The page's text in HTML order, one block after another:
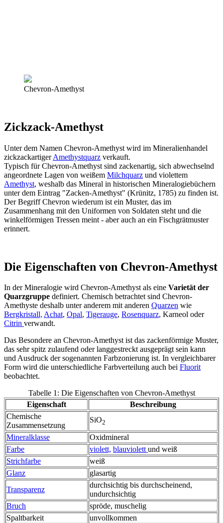
Chevron-Amethyst
Zickzack-Amethyst
Unter dem Namen Chevron-Amethyst wird im Mineralienhandel
zickzackartigerAmethystquarz verkauft.
Typisch für Chevron-Amethyst sind zackenartig, sich abwechselnd
angeordnete Lagen von weißem Milchquarz und violettem
Amethyst, weshalb das Mineral in historischen Mineralogiebüchern
unter dem Eintrag "Zacken-Amethyst" (Krünitz, 1785) zu finden ist.
Der Begriff Chevron wiederum ist ein Muster, das im
Zusammenhang mit den Uniformen von Soldaten steht und die
winkelförmigen Tressen meint - aber auch an ein Fischgrätmuster
erinnert.
Die Eigenschaften von Chevron-Amethyst
In der Mineralogie wird Chevron-Amethyst als eine Varietät der
Quarzgruppe definiert. Chemisch betrachtet sind Chevron-
Amethyste deshalb unter anderem mit anderen Quarzen wie
Bergkristall, Achat, Opal, Tigerauge, Rosenquarz, Karneol oder
Citrin verwandt.
Das Besondere an Chevron-Amethyst ist das zackenförmige Muster,
das sehr spitz zulaufend oder langgestreckt ausgeprägt sein kann
und Ausdruck der sogenannten Farbzonierung ist. In vergleichbarer
Form wird die unterschiedliche Farbverteilung auch bei Fluorit
beobachtet.
Tabelle 1: Die Eigenschaften von Chevron-Amethyst
Eigenschaft
Beschreibung
Chemische
Zusammensetzung
SiO2
Mineralklasse
Oxidmineral
Farbe
violett, blauviolettund weiß
Strichfarbe
weiß
Glanz
glasartig
Transparenz
durchsichtig bis durchscheinend,
undurchsichtig
Bruch
spröde, muschelig
Spaltbarkeit
unvollkommen